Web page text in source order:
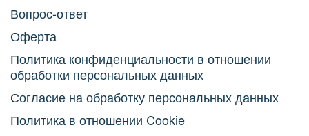
Вопрос-ответ
Оферта
Политика конфиденциальности в отношении
обработки персональных данных
Согласие на обработку персональных данных
Политика в отношении Cookie